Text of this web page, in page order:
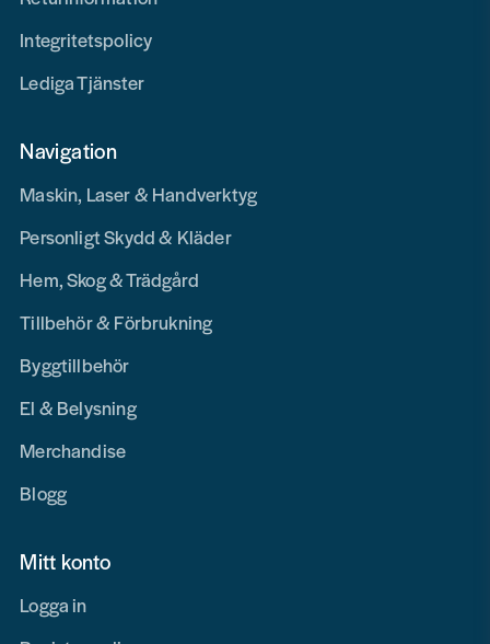
Integritetspolicy
Lediga Tjänster
Navigation
Maskin, Laser & Handverktyg
Personligt Skydd & Kläder
Hem, Skog & Trädgård
Tillbehör & Förbrukning
Byggtillbehör
El & Belysning
Merchandise
Blogg
Mitt konto
Logga in